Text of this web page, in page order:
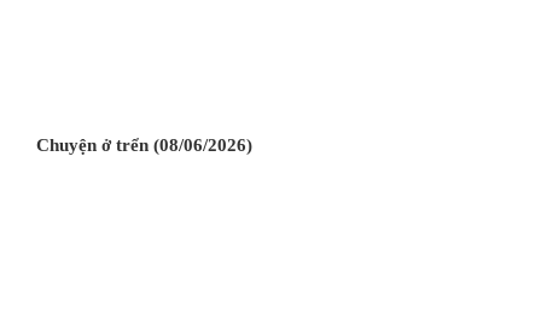
Chuyện ở trển (08/06/2026)